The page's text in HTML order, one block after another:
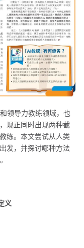
领导力教练领域，也
现正同时出现两种截
练。本文尝试从人类
发，并探讨哪种方法
义